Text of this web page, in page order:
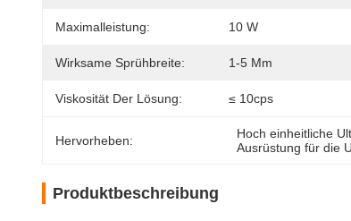
Maximalleistung: 10 W
Wirksame Sprühbreite: 1-5 Mm
Viskosität Der Lösung: ≤ 10cps
Hervorheben: Hoch einheitliche
Ausrüstung für die
Produktbeschreibung